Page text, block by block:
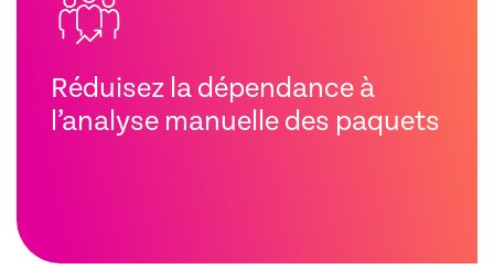
Réduisez la dépendance à
l’analyse manuelle des paquets